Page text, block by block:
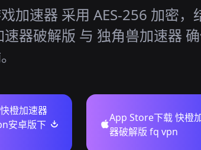
加速器 采用 AES-256 加密，
速器破解版 与 独角兽加速器
橙加速器
安卓版下
App Store下载 快橙
器破解版 fq vpn